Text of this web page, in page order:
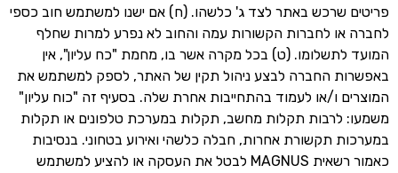
פריטים שרכש באתר לצד ג' כלשהו. (ח) אם ישנו למשתמש חוב כספי
לחברה או לחברות הקשורות עמה והחוב לא נפרע למרות שחלף
המועד לתשלומו. (ט) בכל מקרה אשר בו, מחמת "כח עליון", אין
באפשרות החברה לבצע ניהול תקין של האתר, לספק למשתמש את
המוצרים ו/או לעמוד בהתחייבות אחרת שלה. בסעיף זה "כוח עליון"
משמעו: לרבות תקלות מחשב, תקלות במערכת טלפונים או תקלות
במערכות תקשורת אחרות, חבלה כלשהי ואירוע בטחוני. בנסיבות
כאמור רשאית MAGNUS לבטל את העסקה או להציע למשתמש